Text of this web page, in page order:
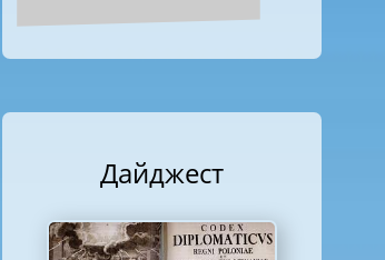
Дайджест